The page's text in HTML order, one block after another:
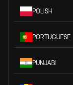
POLISH
PORTUGUESE
PUNJABI